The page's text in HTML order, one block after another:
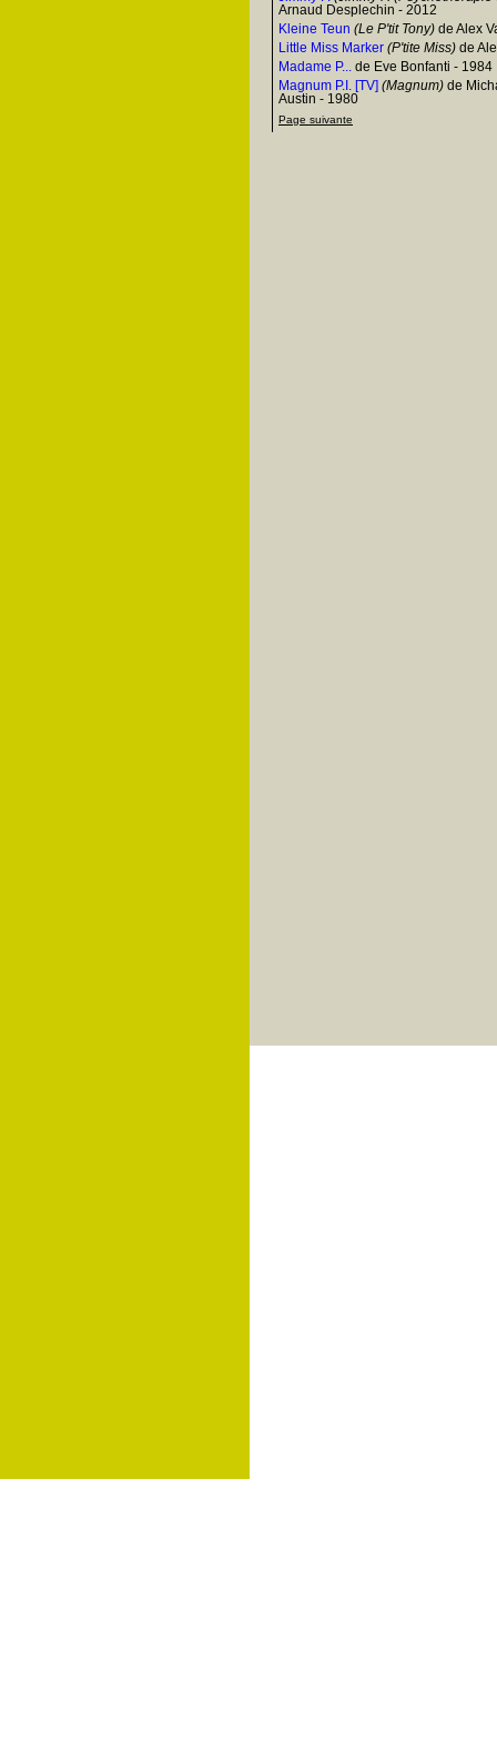
Arnaud Desplechin - 2012
Kleine Teun (Le P'tit Tony) de Alex
Little Miss Marker (P'tite Miss) de
Madame P... de Eve Bonfanti - 1984
Magnum P.I. [TV] (Magnum) de
Austin - 1980
Page suivante